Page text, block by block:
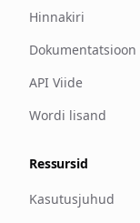
Hinnakiri
Dokumentatsioon
API Viide
Wordi lisand
Ressursid
Kasutusjuhud